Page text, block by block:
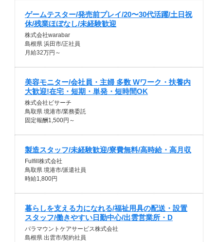
ゲームテスター/発売前プレイ/20〜30代活躍/土日祝
休/残業ほぼなし/未経験歓迎
株式会社warabar
島根県 浜田市/正社員
月給32万円～
美容モニター/会社員・主婦 多数 Wワーク・扶養内
大歓迎!在宅・短期・単発・短時間OK
株式会社ビサーチ
鳥取県 境港市/業務委託
固定報酬1,500円～
製造スタッフ/未経験歓迎/寮費無料/高時給・高月収
Fulfill株式会社
鳥取県 境港市/派遣社員
時給1,800円
暮らしを支える力になれる/福祉用具の配送・設置
スタッフ/働きやすい日勤中心/出雲営業所・D
パラマウントケアサービス株式会社
島根県 出雲市/契約社員